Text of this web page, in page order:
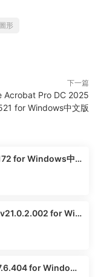
圖形
下一篇
Acrobat Pro DC 2025
for Windows中文版
for Windows中
for Win
for Windows